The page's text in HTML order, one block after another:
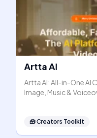
Artta AI
Artta AI: All-in-One AI
Image, Music &
🧰Creators Toolkit